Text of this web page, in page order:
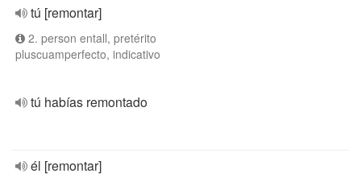
tú [remontar]
2. person entall, pretérito
pluscuamperfecto, indicativo
tú habías remontado
él [remontar]